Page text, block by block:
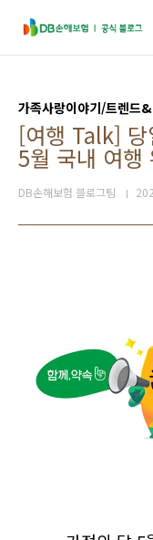
가족사랑이야기/트렌드
[여행 Talk] 당
5월 국내 여행
DB손해보험 블로그팀